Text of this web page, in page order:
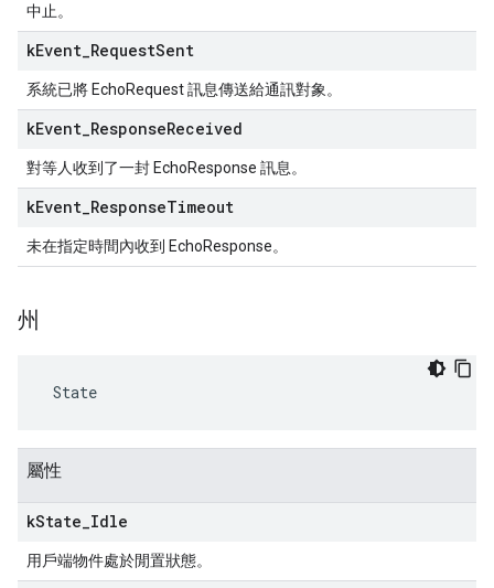
中止。
kEvent RequestSent
系統已將 EchoRequest 訊息傳送給通訊對象。
kEvent ResponseReceived
對等人收到了一封 EchoResponse 訊息。
kEvent ResponseTimeout
未在指定時間內收到 EchoResponse。
州
State
屬性
kState Idle
用戶端物件處於閒置狀態。